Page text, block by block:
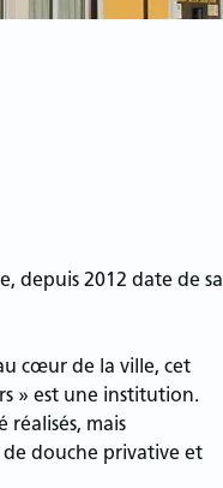
depuis 2012 date de sa
cœur de la ville, cet
» est une institution.
mais
de douche privative et